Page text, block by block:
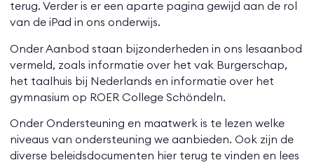
terug. Verder is er een aparte pagina gewijd aan de rol
van de iPad in ons onderwijs.
Onder Aanbod staan bijzonderheden in ons lesaanbod
vermeld, zoals informatie over het vak Burgerschap,
het taalhuis bij Nederlands en informatie over het
gymnasium op ROER College Schöndeln.
Onder Ondersteuning en maatwerk is te lezen welke
niveaus van ondersteuning we aanbieden. Ook zijn de
diverse beleidsdocumenten hier terug te vinden en lees